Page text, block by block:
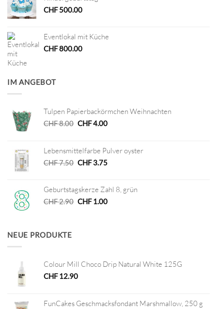
CHF500.00
Eventlokal mit Küche
CHF800.00
IM ANGEBOT
Tulpen Papierbackörmchen Weihnachten
CHF8.00 Ursprünglicher
CHF 8.00
CHF4.00Aktueller
CHF 4.00.
Lebensmittelfarbe Pulver oyster
CHF7.50 Ursprünglicher
CHF 7.50
CHF3.75Aktueller
CHF 3.75.
Geburtstagskerze Zahl 8, grün
CHF2.90 Ursprünglicher
CHF1.00Aktueller
NEUE PRODUKTE
Colour Mill Choco Drip Natural White 125G
CHF12.90
FunCakes Geschmacksfondant Marshmallow, 250 g